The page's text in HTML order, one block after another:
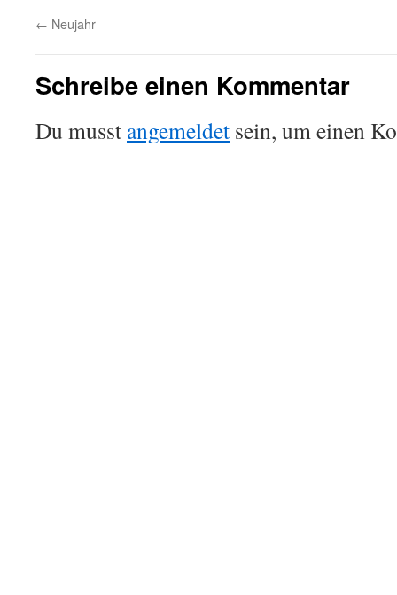
← Neujahr
Schreibe einen Kommentar
Du musst angemeldet sein, um einen